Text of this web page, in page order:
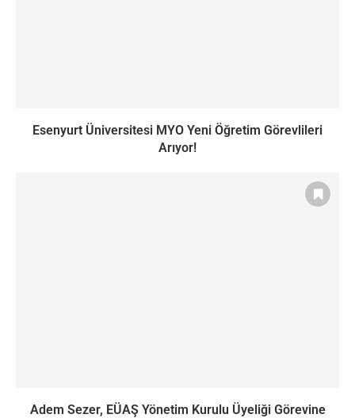
Esenyurt Üniversitesi MYO Yeni Öğretim Görevlileri
Arıyor!
Adem Sezer, EÜAŞ Yönetim Kurulu Üyeliği Görevine